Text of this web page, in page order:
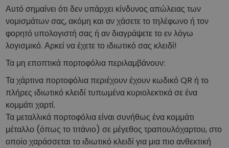
Αυτό σημαίνει ότι δεν υπάρχει κίνδυνος απώλειας των
νομισμάτων σας, ακόμη και αν χάσετε το τηλέφωνο ή τον
φορητό υπολογιστή σας ή αν διαγράψετε το εν λόγω
λογισμικό. Αρκεί να έχετε το ιδιωτικό σας κλειδί!
Τα μη εποπτικά πορτοφόλια περιλαμβάνουν:
Τα χάρτινα πορτοφόλια περιέχουν έχουν κωδικό QR ή το
πλήρες ιδιωτικό κλειδί τυπωμένα κυριολεκτικά σε ένα
κομμάτι χαρτί.
Τα μεταλλικά πορτοφόλια είναι συνήθως ένα κομμάτι
μέταλλο (όπως το τιτάνιο) σε μέγεθος τραπουλόχαρτου, στο
οποίο χαράσσεται το ιδιωτικό κλειδί για μια πιο ανθεκτική